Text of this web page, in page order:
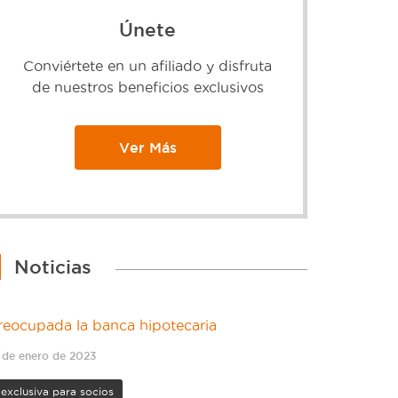
Únete
Conviértete en un afiliado y disfruta
de nuestros beneficios exclusivos
Ver Más
Noticias
la banca hipotecaria
de enero de 2023
exclusiva para socios